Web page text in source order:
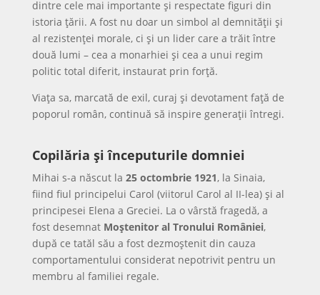
dintre cele mai importante și respectate figuri din
istoria țării. A fost nu doar un simbol al demnității și
al rezistenței morale, ci și un lider care a trăit între
două lumi – cea a monarhiei și cea a unui regim
politic total diferit, instaurat prin forță.
Viața sa, marcată de exil, curaj și devotament față de
poporul român, continuă să inspire generații întregi.
Copilăria și începuturile domniei
Mihai s-a născut la 25 octombrie 1921, la Sinaia,
fiind fiul principelui Carol (viitorul Carol al II-lea) și al
principesei Elena a Greciei. La o vârstă fragedă, a
fost desemnat Moștenitor al Tronului României,
după ce tatăl său a fost dezmoștenit din cauza
comportamentului considerat nepotrivit pentru un
membru al familiei regale.